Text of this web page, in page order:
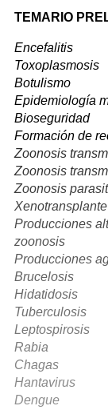
TEMARIO
Encefalitis
Toxoplasmosis
Botulismo
Epidemiología
Bioseguridad
Formación de
Zoonosis
Zoonosis
Zoonosis
Producciones
zoonosis
Producciones
Brucelosis
Hidatidosis
Tuberculosis
Leptospirosis
Rabia
Chagas
Hantavirus
Dengue